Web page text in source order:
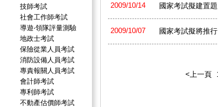
技師考試
社會工作師‍考試
導遊‧領隊評量測驗
地政士考試
保險從業人員考試
消防設備人員考試
專責報關人員考試
會計師考試
專利師考試
不動產估價師考試
2009/10/14 國家考試擬建置
2009/10/07 國家考試擬將推
<上一頁